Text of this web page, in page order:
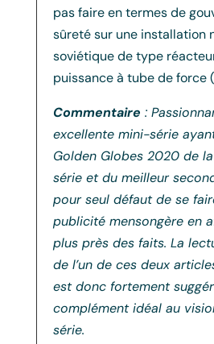
pas faire en termes de
sûreté sur une installation
soviétique de type
puissance à tube de force
Commentaire :
excellente mini-série
Golden Globes 2020 de
série et du meilleur
pour seul défaut de se
publicité mensongère en
plus près des faits. La
de l’un de ces deux
est donc fortement
complément idéal au
série.